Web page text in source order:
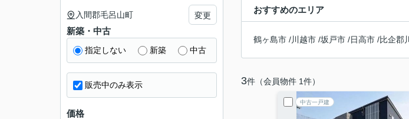
おすすめのエリア
鶴ヶ島市 /川越市 /坂戸市 /日高市 /比企郡
3件（会員物件 1件）
中古一戸建
入間郡毛呂山町 変更
新築・中古
指定しない 新築 中古
販売中のみ表示
価格